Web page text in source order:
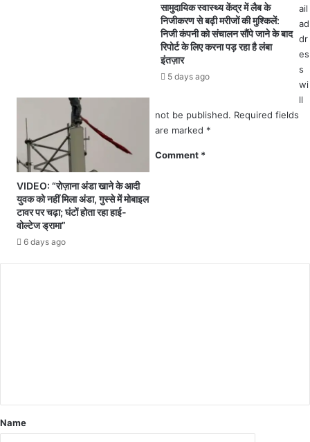
लि
ड़ा
क
टिं
दा
अ
स
ह
सामुदायिक स्वास्थ्य केंद्र में लैब के
निजीकरण से बढ़ी मरीजों की मुश्किलें:
निजी कंपनी को संचालन सौंपे जाने के बाद
रिपोर्ट के लिए करना पड़ रहा है लंबा
इंतज़ार
5 days ago
VIDEO: “रोज़ाना अंडा खाने के आदी
युवक को नहीं मिला अंडा, गुस्से में मोबाइल
टावर पर चढ़ा; घंटों होता रहा हाई-
वोल्टेज ड्रामा”
6 days ago
ail
ad
dr
es
s
wi
ll
not be published. Required fields
are marked *
Comment *
Name